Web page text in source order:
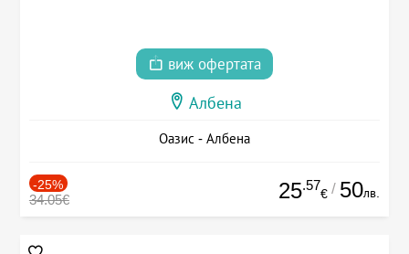
виж офертата
Албена
Оазис - Албена
-25%
34.05€ 25.57
€ / 50лв.